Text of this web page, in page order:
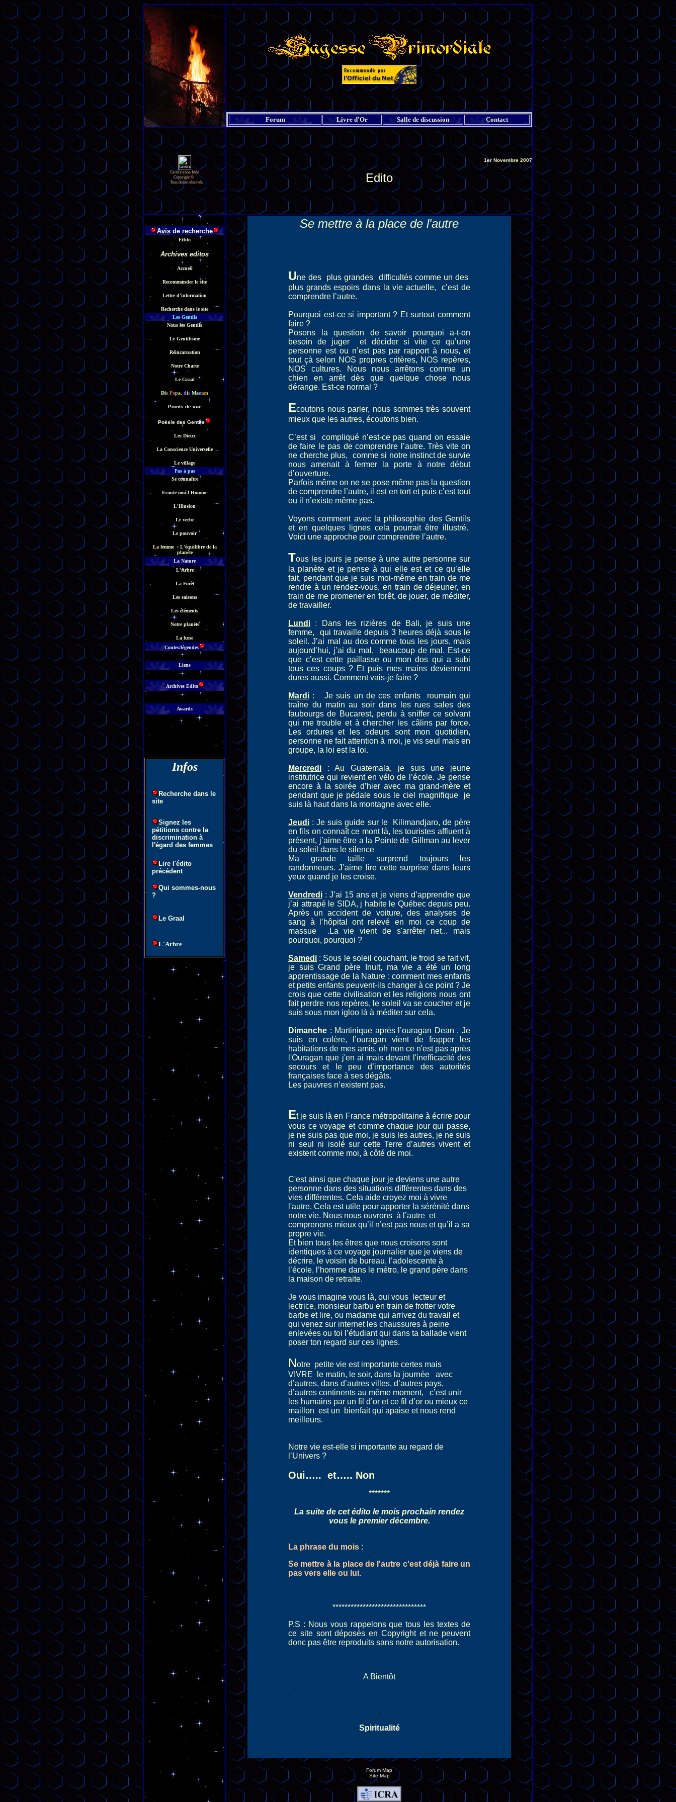
Forum Livre d'Or Salle de discussion Contact
Certification Iddn
Copyright ©
Tous droits réservés
1er Novembre 2007
Edito
Avis de recherche
Edito
Archives editos
Accueil
Recommander le site
Lettre d'information
Recherche dans le site
Les Gentils
Nous les Gentils
Le Gentilisme
Réincarnation
Notre Charte
Le Graal
Dis Papa, dis Maman
Points de vue
Poésie des Gentils
Les Dieux
La Conscience Universelle
Le village
Pas à pas
Se connaître
Ecoute moi l'Homme
L'Illusion
Le verbe
Le pouvoir
La femme : L'équilibre de la
planète
La Nature
L'Arbre
La Forêt
Les saisons
Les éléments
Notre planète
La lune
Contes/légendes
Liens
Archives Edito
Awards
Infos
Recherche dans le
site
Signez les
pétitions contre la
discrimination à
l'égard des femmes
Lire l'édito
précédent
Qui sommes-nous
?
Le Graal
L'Arbre
Se mettre à la place de l'autre
Une des plus grandes difficultés comme un des
plus grands espoirs dans la vie actuelle, c’est de
comprendre l’autre.
Pourquoi est-ce si important ? Et surtout comment
faire ?
Posons la question de savoir pourquoi a-t-on
besoin de juger et décider si vite ce qu’une
personne est ou n’est pas par rapport à nous, et
tout çà selon NOS propres critères, NOS repères,
NOS cultures. Nous nous arrêtons comme un
chien en arrêt dès que quelque chose nous
dérange. Est-ce normal ?
Ecoutons nous parler, nous sommes très souvent
mieux que les autres, écoutons bien.
C’est si compliqué n’est-ce pas quand on essaie
de faire le pas de comprendre l’autre. Très vite on
ne cherche plus, comme si notre instinct de survie
nous amenait à fermer la porte à notre début
d’ouverture.
Parfois même on ne se pose même pas la question
de comprendre l’autre, il est en tort et puis c’est tout
ou il n’existe même pas.
Voyons comment avec la philosophie des Gentils
et en quelques lignes cela pourrait être illustré.
Voici une approche pour comprendre l’autre.
Tous les jours je pense à une autre personne sur
la planète et je pense à qui elle est et ce qu’elle
fait, pendant que je suis moi-même en train de me
rendre à un rendez-vous, en train de déjeuner, en
train de me promener en forêt, de jouer, de méditer,
de travailler.
Lundi : Dans les rizières de Bali, je suis une
femme, qui travaille depuis 3 heures déjà sous le
soleil. J’ai mal au dos comme tous les jours, mais
aujourd’hui, j’ai du mal, beaucoup de mal. Est-ce
que c’est cette paillasse ou mon dos qui a subi
tous ces coups ? Et puis mes mains deviennent
dures aussi. Comment vais-je faire ?
Mardi : Je suis un de ces enfants roumain qui
traîne du matin au soir dans les rues sales des
faubourgs de Bucarest, perdu à sniffer ce solvant
qui me trouble et à chercher les câlins par force.
Les ordures et les odeurs sont mon quotidien,
personne ne fait attention à moi, je vis seul mais en
groupe, la loi est la loi.
Mercredi : Au Guatemala, je suis une jeune
institutrice qui revient en vélo de l’école. Je pense
encore à la soirée d’hier avec ma grand-mère et
pendant que je pédale sous le ciel magnifique je
suis là haut dans la montagne avec elle.
Jeudi : Je suis guide sur le Kilimandjaro, de père
en fils on connaît ce mont là, les touristes affluent à
présent, j’aime être a la Pointe de Gillman au lever
du soleil dans le silence
Ma grande taille surprend toujours les
randonneurs. J’aime lire cette surprise dans leurs
yeux quand je les croise.
Vendredi : J’ai 15 ans et je viens d’apprendre que
j’ai attrapé le SIDA, j habite le Québec depuis peu.
Après un accident de voiture, des analyses de
sang à l’hôpital ont relevé en moi ce coup de
massue .La vie vient de s'arrêter net... mais
pourquoi, pourquoi ?
Samedi : Sous le soleil couchant, le froid se fait vif,
je suis Grand père Inuit, ma vie a été un long
apprentissage de la Nature : comment mes enfants
et petits enfants peuvent-ils changer à ce point ? Je
crois que cette civilisation et les religions nous ont
fait perdre nos repères, le soleil va se coucher et je
suis sous mon igloo là à méditer sur cela.
Dimanche : Martinique après l’ouragan Dean . Je
suis en colère, l’ouragan vient de frapper les
habitations de mes amis, oh non ce n'est pas après
l'Ouragan que j'en ai mais devant l'inefficacité des
secours et le peu d’importance des autorités
françaises face à ses dégâts.
Les pauvres n’existent pas.
Et je suis là en France métropolitaine à écrire pour
vous ce voyage et comme chaque jour qui passe,
je ne suis pas que moi, je suis les autres, je ne suis
ni seul ni isolé sur cette Terre d’autres vivent et
existent comme moi, à côté de moi.
C'est ainsi que chaque jour je deviens une autre
personne dans des situations différentes dans des
vies différentes. Cela aide croyez moi à vivre
l'autre. Cela est utile pour apporter la sérénité dans
notre vie. Nous nous ouvrons à l’autre et
comprenons mieux qu’il n’est pas nous et qu’il a sa
propre vie.
Et bien tous les êtres que nous croisons sont
identiques à ce voyage journalier que je viens de
décrire, le voisin de bureau, l’adolescente à
l’école, l’homme dans le métro, le grand père dans
la maison de retraite.
Je vous imagine vous là, oui vous lecteur et
lectrice, monsieur barbu en train de frotter votre
barbe et lire, ou madame qui arrivez du travail et
qui venez sur internet les chaussures à peine
enlevées ou toi l’étudiant qui dans ta ballade vient
poser ton regard sur ces lignes.
Notre petite vie est importante certes mais
VIVRE le matin, le soir, dans la journée avec
d’autres, dans d’autres villes, d’autres pays,
d’autres continents au même moment, c’est unir
les humains par un fil d’or et ce fil d’or ou mieux ce
maillon est un bienfait qui apaise et nous rend
meilleurs.
Notre vie est-elle si importante au regard de
l’Univers ?
Oui….. et….. Non
*******
La suite de cet édito le mois prochain rendez
vous le premier décembre.
La phrase du mois :
Se mettre à la place de l'autre c'est déjà faire un
pas vers elle ou lui.
*******************************
P.S : Nous vous rappelons que tous les textes de
ce site sont déposés en Copyright et ne peuvent
donc pas être reproduits sans notre autorisation.
A Bientôt
.
.
Spiritualité
.
Forum Map
Site Map